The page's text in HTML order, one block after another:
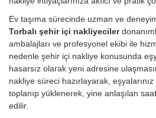
Ev taşıma sürecinde uzman ve
Torbalı şehir içi nakliyeciler
ambalajları ve profesyonel ekibi ile
nedenle şehir içi nakliye konusunda
hasarsız olarak yeni adresine
nakliye süreci hazırlayarak,
toplanıp yüklenerek, yine anlaşılan
edilir.